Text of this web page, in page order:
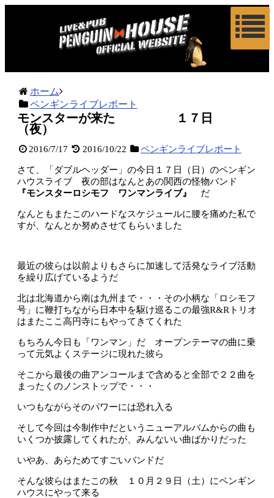
ホーム
ペンギンライブレポート
モンスターが来た １７日
（夜）
2016/7/17 2016/10/22 ペンギンライブレポート
さて、「ダブルヘッダー」の今日１７日（日）のペンギン
ハウスライブ 夜の部はなんとあの関西の怪物バンド
『モンスターロシモフ ワンマンライブ』 だ
なんともまたこのハードなスケジュールに腰を痛めた私で
すが、なんとか努めさせてもらいました
最近の彼らは以前よりもさらに加速して活発なライブ活動
を繰り広げているようだ
北は北海道から南は九州まで・・・その小柄な「ロシモフ
号」に鞭打ちながら日本中を駆け巡るこの最強R&Rトリオ
はまたここ高円寺にもやってきてくれた
もちろん今日も「ワンマン」だ オープンテーマの曲に乗
って元気よくステージに現れた彼ら
そこから最後の曲アンコールまで含めると全部で２２曲を
まったくのノンストップで・・・
いつもながらそのパワーには恐れ入る
そして今回は今制作中だというニューアルバムからの曲も
いくつか披露してくれたが、みんないい曲ばかりだった
いやあ、あらためてすごいバンドだ
そんな彼らはまたこの秋 １０月２９日（土）にペンギン
ハウスにやって来る